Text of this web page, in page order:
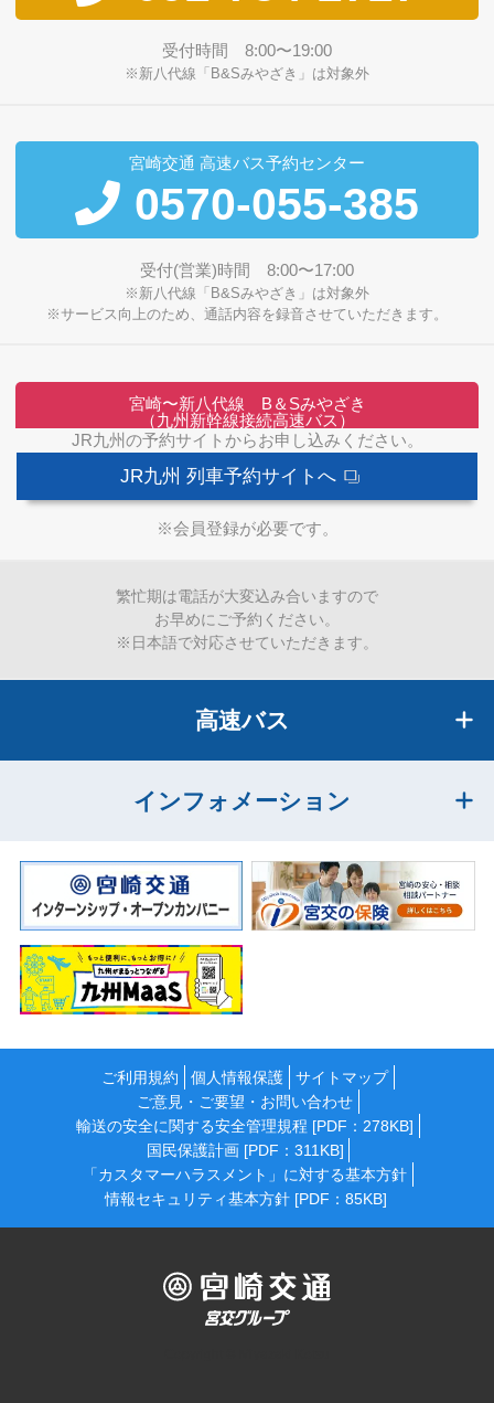
受付時間 8:00〜19:00
※新八代線「B&Sみやざき」は対象外
宮崎交通 高速バス予約センター
0570-055-385
受付(営業)時間 8:00〜17:00
※新八代線「B&Sみやざき」は対象外
※サービス向上のため、通話内容を録音させていただきます。
宮崎〜新八代線 B＆Sみやざき
（九州新幹線接続高速バス）
JR九州の予約サイトからお申し込みください。
JR九州 列車予約サイトへ
※会員登録が必要です。
繁忙期は電話が大変込み合いますので
お早めにご予約ください。
※日本語で対応させていただきます。
高速バス
インフォメーション
ご利用規約 個人情報保護
サイトマップ
ご意見・ご要望・お問い合わせ
輸送の安全に関する安全管理規程 [PDF：278KB]
国民保護計画 [PDF：311KB]
「カスタマーハラスメント」に対する基本方針
情報セキュリティ基本方針 [PDF：85KB]